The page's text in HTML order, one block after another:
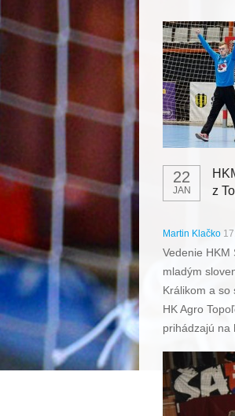
22
JAN
z
Martin Klačko
Vedenie
mladým
Králikom a so
HK Agro
prihádzajú na